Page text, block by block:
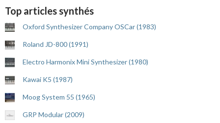
Top articles synthés
Oxford Synthesizer Company OSCar (1983)
Roland JD-800 (1991)
Electro Harmonix Mini Synthesizer (1980)
Kawai K5 (1987)
Moog System 55 (1965)
GRP Modular (2009)